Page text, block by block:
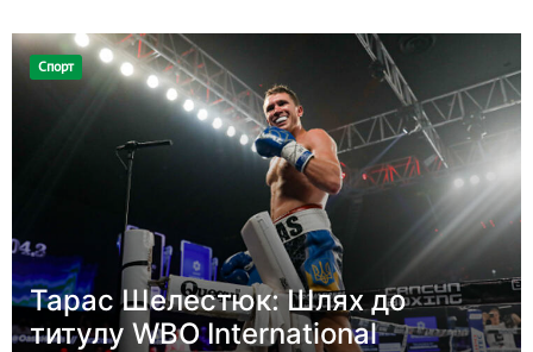
Спорт
Тарас Шелестюк: Шлях до
титулу WBO International